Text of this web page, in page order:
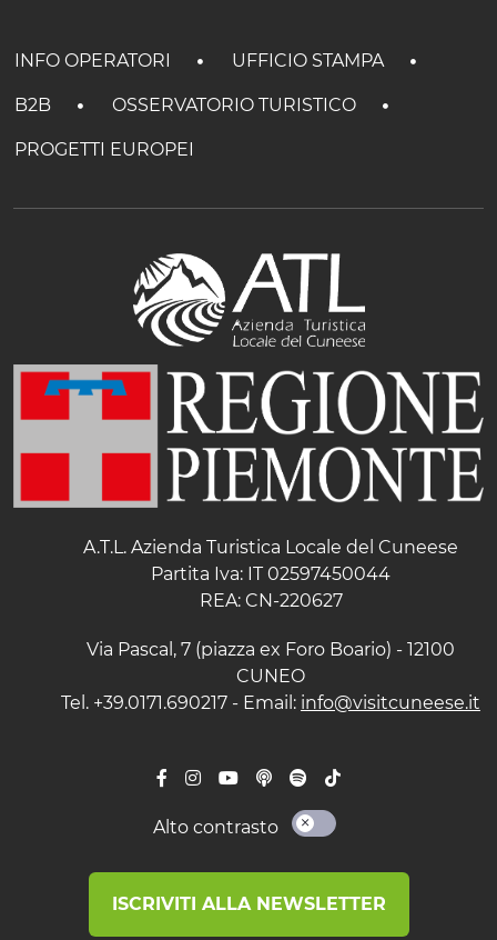
INFO OPERATORI UFFICIO STAMPA
B2B OSSERVATORIO TURISTICO
PROGETTI EUROPEI
A.T.L. Azienda Turistica Locale del Cuneese
Partita Iva: IT 02597450044
REA: CN-220627
Via Pascal, 7 (piazza ex Foro Boario) - 12100
CUNEO
Tel. +39.0171.690217 - Email: info@visitcuneese.it
Alto contrasto
ISCRIVITI ALLA NEWSLETTER